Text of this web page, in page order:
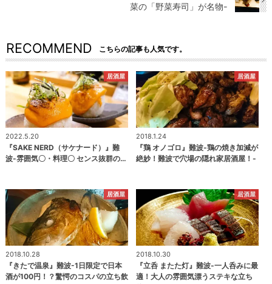
菜の「野菜寿司」が名物-
RECOMMEND こちらの記事も人気です。
居酒屋
2022.5.20
『SAKE NERD（サケナード）』難
波-雰囲気〇・料理〇 センス抜群の…
居酒屋
2018.1.24
『鶏 オノゴロ』難波-鶏の焼き加減が
絶妙！難波で穴場の隠れ家居酒屋！-
居酒屋
2018.10.28
『きたで温泉』難波-1日限定で日本
酒が100円！？驚愕のコスパの立ち飲
居酒屋
2018.10.30
『立呑 またた灯』難波-一人呑みに最
適！大人の雰囲気漂うステキな立ち